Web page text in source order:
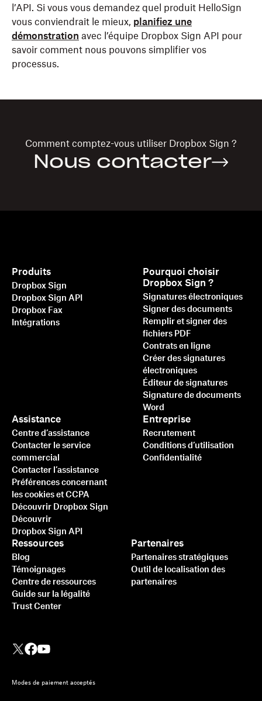
l’API. Si vous vous demandez quel produit HelloSign
vous conviendrait le mieux, planifiez une
démonstration avec l’équipe Dropbox Sign API pour
savoir comment nous pouvons simplifier vos
processus.
Comment comptez-vous utiliser Dropbox Sign ?
Nous contacter
Produits
Dropbox Sign
Dropbox Sign API
Dropbox Fax
Intégrations
Pourquoi choisir
Dropbox Sign ?
Signatures électroniques
Signer des documents
Remplir et signer des
fichiers PDF
Contrats en ligne
Créer des signatures
électroniques
Éditeur de signatures
Signature de documents
Word
Assistance
Centre d’assistance
Contacter le service
commercial
Contacter l’assistance
Préférences concernant
les cookies et CCPA
Découvrir Dropbox Sign
Découvrir
Dropbox Sign API
Ressources
Blog
Témoignages
Centre de ressources
Guide sur la légalité
Trust Center
Partenaires
Partenaires stratégiques
Outil de localisation des
partenaires
Entreprise
Recrutement
Conditions d’utilisation
Confidentialité
Modes de paiement acceptés